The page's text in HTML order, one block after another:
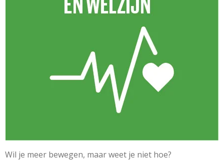
Wil je meer bewegen, maar weet je niet hoe?